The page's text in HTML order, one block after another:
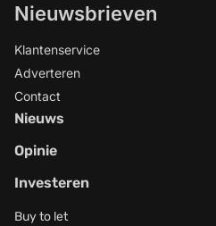
Nieuwsbrieven
Klantenservice
Adverteren
Contact
Nieuws
Opinie
Investeren
Buy to let